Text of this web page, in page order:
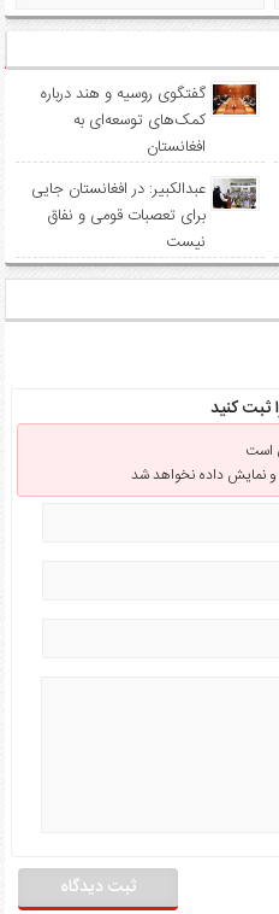
گفتگوی روسیه و هند درباره
کمک‌های توسعه‌ای به
افغانستان
عبدالکبیر: در افغانستان جایی
برای تعصبات قومی و نفاق
نیست